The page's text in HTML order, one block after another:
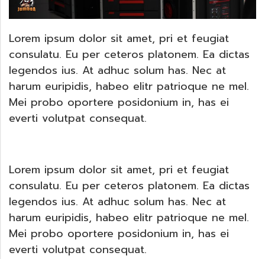
Lorem ipsum dolor sit amet, pri et feugiat
consulatu. Eu per ceteros platonem. Ea dictas
legendos ius. At adhuc solum has. Nec at
harum euripidis, habeo elitr patrioque ne mel.
Mei probo oportere posidonium in, has ei
everti volutpat consequat.
Lorem ipsum dolor sit amet, pri et feugiat
consulatu. Eu per ceteros platonem. Ea dictas
legendos ius. At adhuc solum has. Nec at
harum euripidis, habeo elitr patrioque ne mel.
Mei probo oportere posidonium in, has ei
everti volutpat consequat.